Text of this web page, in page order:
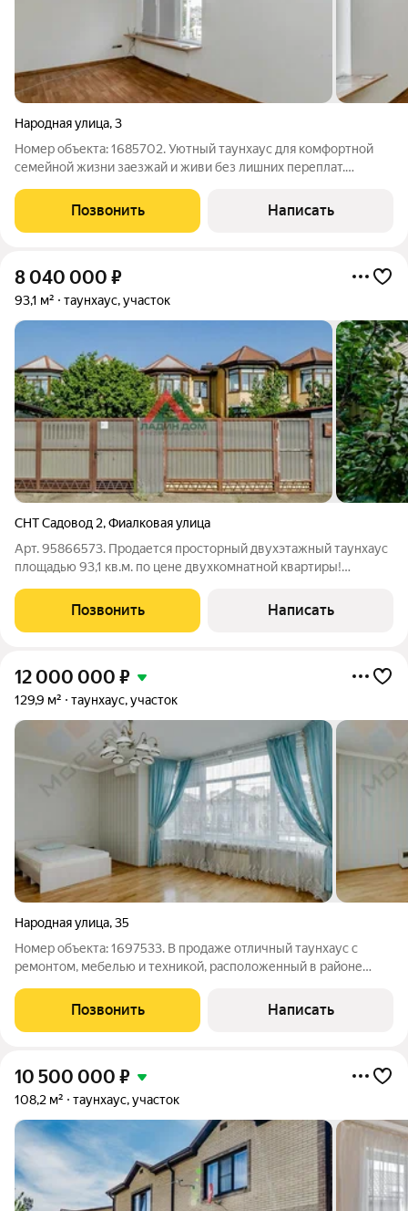
Народная улица,3
Номер объекта: 1685702. Уютный таунхаус для комфортной
семейной жизни заезжай и живи без лишних переплат.
тёплым полом и выходом в зону барбекю, санузел и
Позвонить Написать
8 040 000 ₽
93,1 м² таунхаус, участок
СНТ Садовод 2,Фиалковая улица
Арт. 95866573. Продается просторный двухэтажный таунхаус
площадью 93,1 кв.м. по цене двухкомнатной квартиры!
приватность и экологию. СТАТУС КВАРТИРЫ возможность
оформления сделки под ипотеку и все
Позвонить Написать
12 000 000 ₽
129,9 м² таунхаус, участок
Народная улица,35
Номер объекта: 1697533. В продаже отличный таунхаус с
ремонтом, мебелью и техникой, расположенный в районе
м2, кухня 24 м2 с выходом на задний дворик, санузел,
прихожая, тамбур; 2 этаж: три
Позвонить Написать
10 500 000 ₽
108,2 м² таунхаус, участок